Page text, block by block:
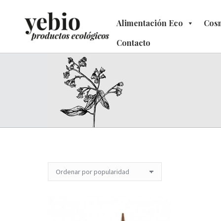
Alimentación Eco
Contacto
Alimentación Eco
Contacto